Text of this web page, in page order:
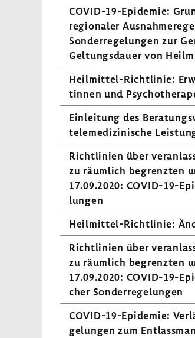
COVID-​19-Epidemie:
regio­naler
Sonder­re­ge­lungen zur
Geltungs­dauer von
Heilmittel-​Richtlinie:
tinnen und
Einlei­tung des
tele­me­di­zi­ni­sche
Richt­li­nien über
zu räum­lich begrenzten
17.09.2020: COVID-​19-
lungen
Heilmittel-​Richtlinie:
Richt­li­nien über
zu räum­lich begrenzten
17.09.2020: COVID-​19-
cher Sonder­re­ge­lungen
COVID-​19-Epidemie:
ge­lungen zum